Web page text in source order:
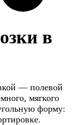
в
— полевой
мягкого
форму: